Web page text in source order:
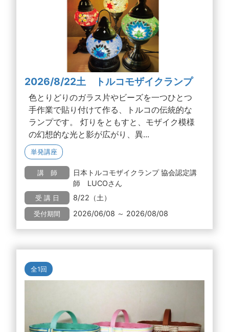
2026/8/22土 トルコモザイクランプ
色とりどりのガラス片やビーズを一つひとつ
手作業で貼り付けて作る、トルコの伝統的な
ランプです。 灯りをともすと、モザイク模様
の幻想的な光と影が広がり、異...
単発講座
講 師
日本トルコモザイクランプ 協会認定講
師 LUCOさん
受 講 日 8/22（土）
受付期間 2026/06/08 ～ 2026/08/08
全1回